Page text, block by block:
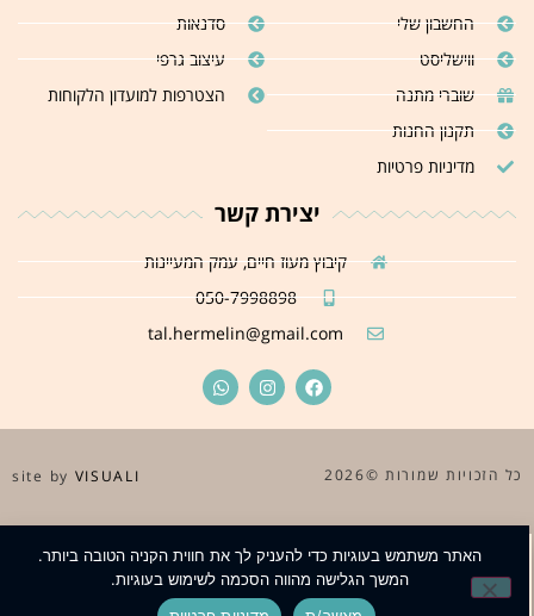
החשבון שלי
ווישליסט
שוברי מתנה
תקנון החנות
מדיניות פרטיות
סדנאות
עיצוב גרפי
הצטרפות למועדון הלקוחות
יצירת קשר
קיבוץ מעוז חיים, עמק המעיינות
050-7998898
tal.hermelin@gmail.com
כל הזכויות שמורות ©2026 site byVISUALI
האתר משתמש בעוגיות כדי להעניק לך את חווית הקניה הטובה ביותר.
המשך הגלישה מהווה הסכמה לשימוש בעוגיות.